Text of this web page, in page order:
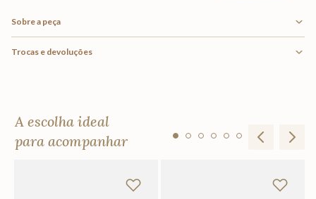
Sobre a peça
Trocas e devoluções
A escolha ideal
para acompanhar